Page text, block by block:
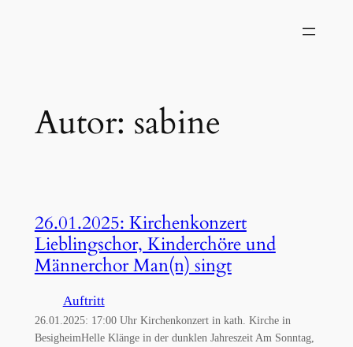
Autor: sabine
26.01.2025: Kirchenkonzert
Lieblingschor, Kinderchöre und
Männerchor Man(n) singt
Auftritt
26.01.2025: 17:00 Uhr Kirchenkonzert in kath. Kirche in
BesigheimHelle Klänge in der dunklen Jahreszeit Am Sonntag,